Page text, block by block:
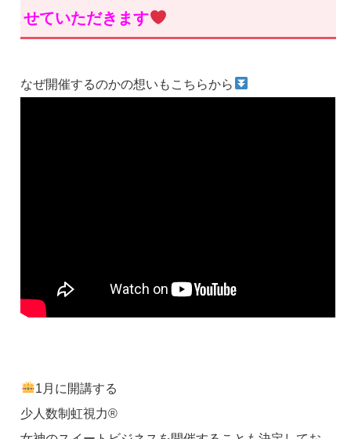
せていただきます
なぜ開催するのかの想いもこちらから
1月に開講する
少人数制虹視力®